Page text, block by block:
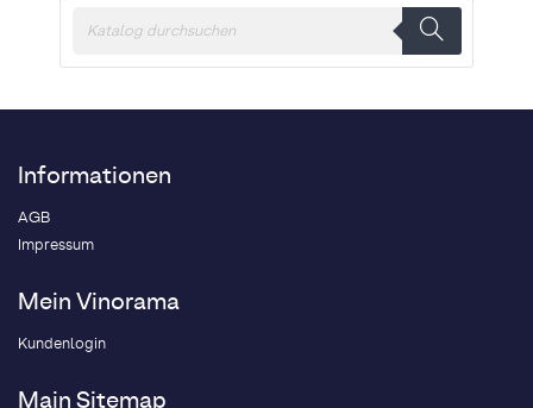
Informationen
AGB
Impressum
Mein Vinorama
Kundenlogin